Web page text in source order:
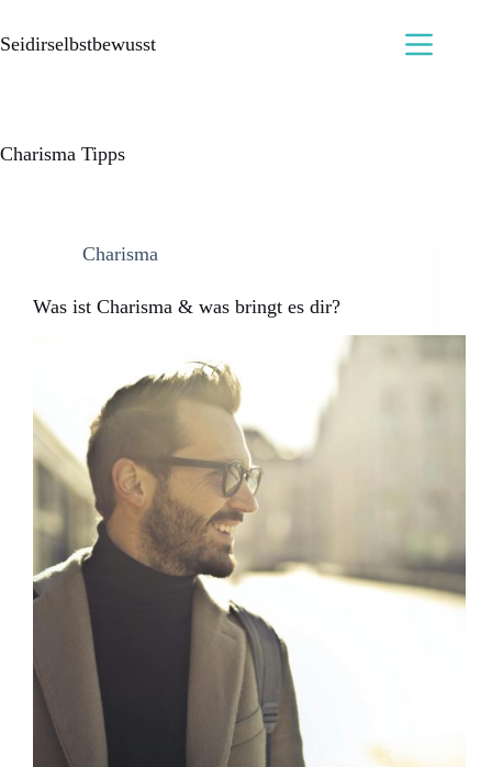
Seidirselbstbewusst
Charisma Tipps
Charisma
Was ist Charisma & was bringt es dir?